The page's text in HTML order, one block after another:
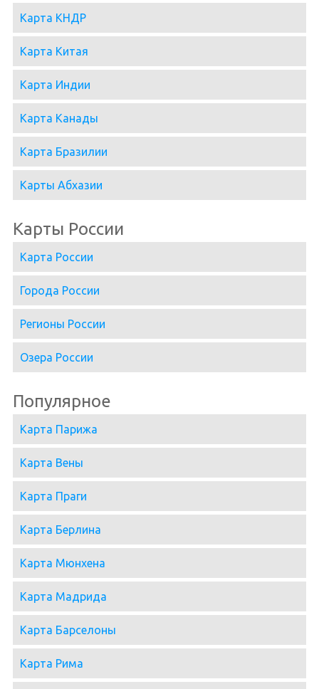
Карта КНДР
Карта Китая
Карта Индии
Карта Канады
Карта Бразилии
Карты Абхазии
Карты России
Карта России
Города России
Регионы России
Озера России
Популярное
Карта Парижа
Карта Вены
Карта Праги
Карта Берлина
Карта Мюнхена
Карта Мадрида
Карта Барселоны
Карта Рима